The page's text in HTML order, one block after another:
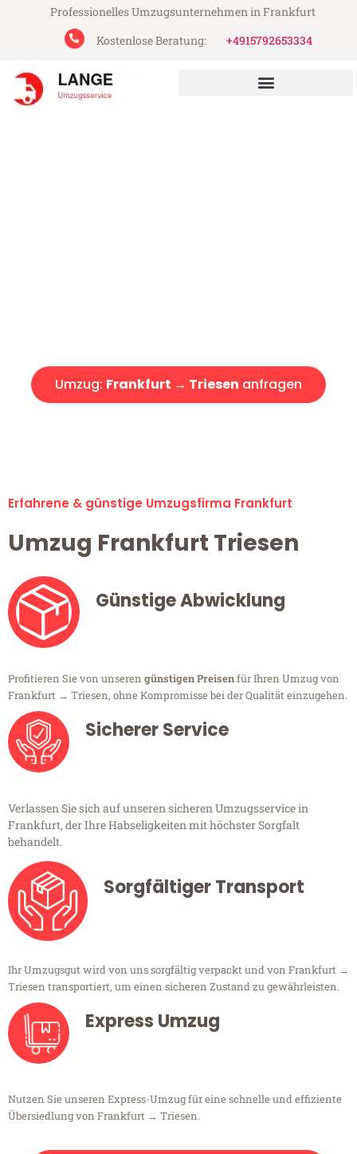
Professionelles Umzugsunternehmen in Frankfurt
Kostenlose Beratung:
+4915792653334
Umzug: Frankfurt → Triesen anfragen
Erfahrene & günstige Umzugsfirma Frankfurt
Umzug Frankfurt Triesen
Günstige Abwicklung
Profitieren Sie von unseren günstigen Preisenfür Ihren Umzug von
Frankfurt → Triesen, ohne Kompromisse bei der Qualität einzugehen.
Sicherer Service
Verlassen Sie sich auf unseren sicheren Umzugsservice in
Frankfurt, der Ihre Habseligkeiten mit höchster Sorgfalt
behandelt.
Sorgfältiger Transport
Ihr Umzugsgut wird von uns sorgfältig verpackt und von Frankfurt →
Triesen transportiert, um einen sicheren Zustand zu gewährleisten.
Express Umzug
Nutzen Sie unseren Express-Umzug für eine schnelle und effiziente
Übersiedlung von Frankfurt → Triesen.